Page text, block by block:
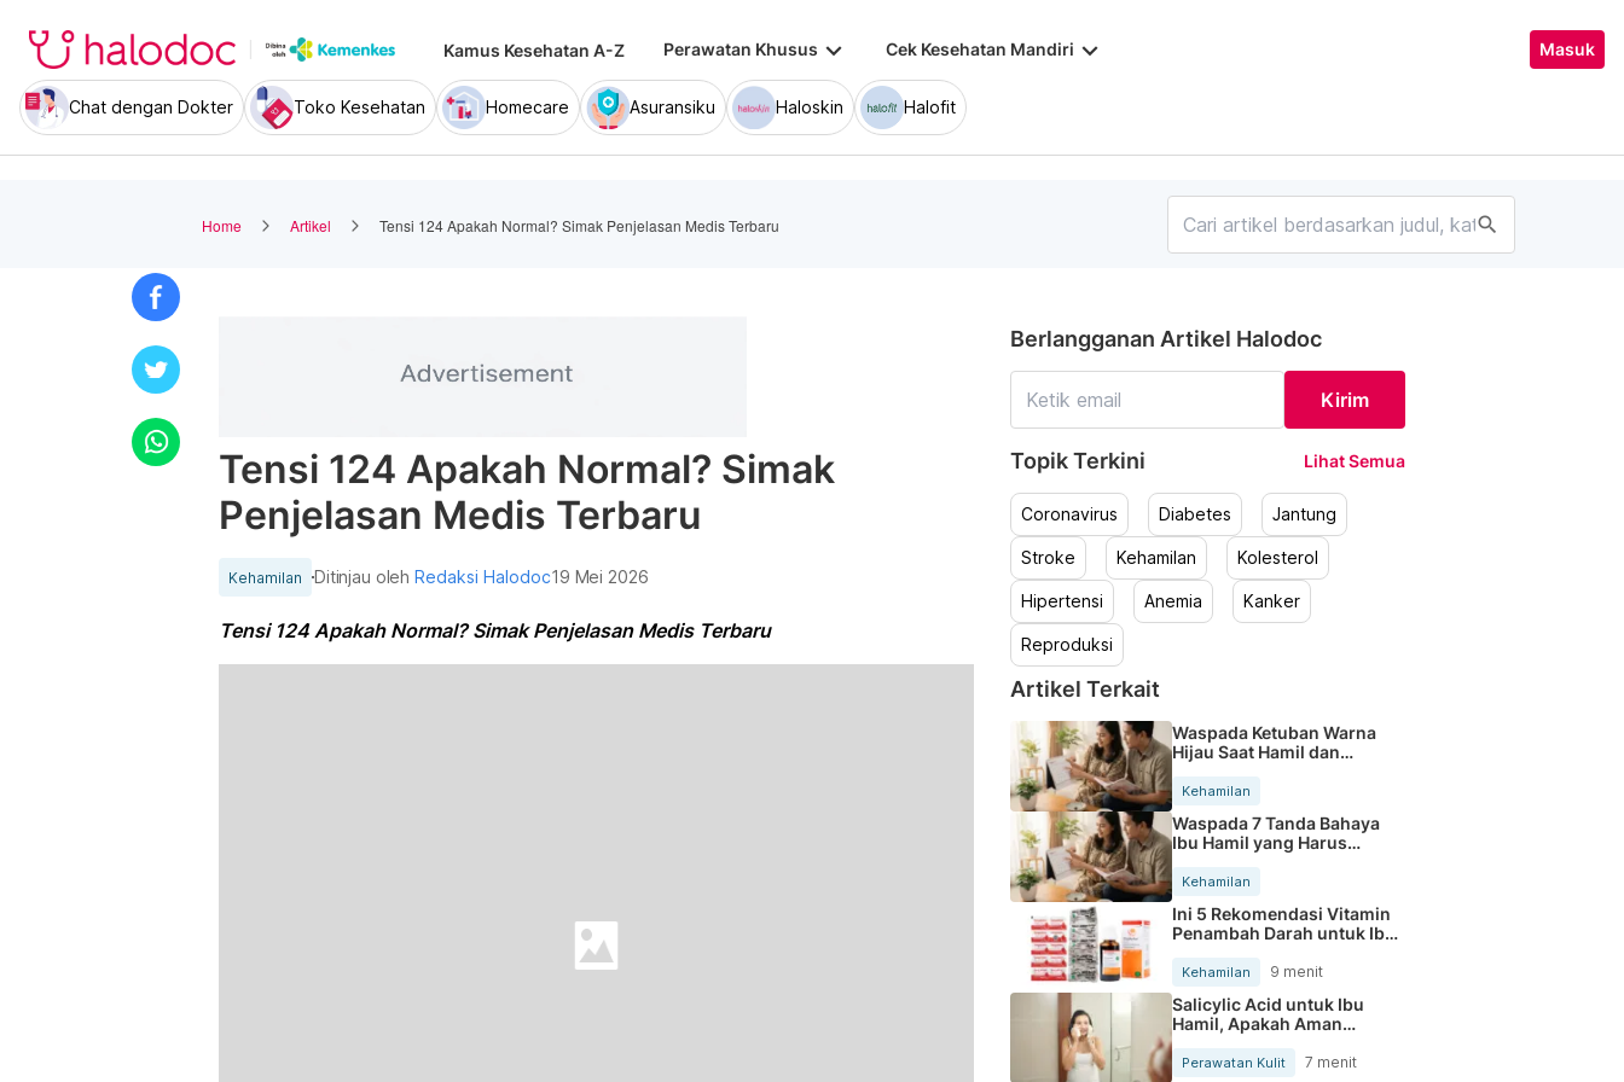
Kamus Kesehatan A-Z Perawatan Khusus keyboard_arrow_down Cek Kesehatan Mandiri keyboard_arrow_down Masuk
Chat dengan Dokter Toko Kesehatan Homecare Asuransiku Haloskin Halofit
Home Artikel Tensi 124 Apakah Normal? Simak Penjelasan Medis Terbaru search
Tensi 124 Apakah Normal? Simak
Penjelasan Medis Terbaru
Kehamilan Ditinjau olehRedaksi Halodoc19 Mei 2026
Tensi 124 Apakah Normal? Simak Penjelasan Medis Terbaru
Berlangganan Artikel Halodoc
Kirim
Topik Terkini Lihat Semua
Coronavirus Diabetes Jantung
Stroke Kehamilan Kolesterol
Hipertensi Anemia Kanker
Reproduksi
Artikel Terkait
Waspada Ketuban Warna
Hijau Saat Hamil dan
Kehamilan
Waspada 7 Tanda Bahaya
Ibu Hamil yang Harus
Kehamilan
Ini 5 Rekomendasi Vitamin
Penambah Darah untuk Ibu
Kehamilan 9 menit
Salicylic Acid untuk Ibu
Hamil, Apakah Aman
Digunakan?
Perawatan Kulit 7 menit